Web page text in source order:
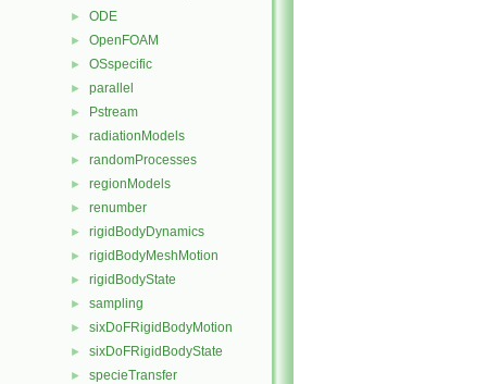
► ODE
► OpenFOAM
► OSspecific
► parallel
► Pstream
► radiationModels
► randomProcesses
► regionModels
► renumber
► rigidBodyDynamics
► rigidBodyMeshMotion
► rigidBodyState
► sampling
► sixDoFRigidBodyMotion
► sixDoFRigidBodyState
► specieTransfer